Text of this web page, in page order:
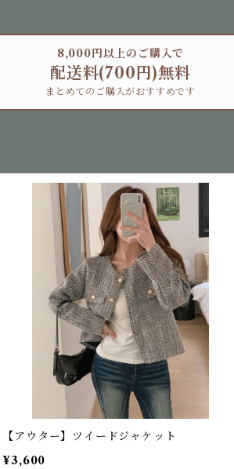
8,000円以上のご購入で
配送料(700円)無料
まとめてのご購入がおすすめです
【アウター】ツイードジャケット
¥3,600